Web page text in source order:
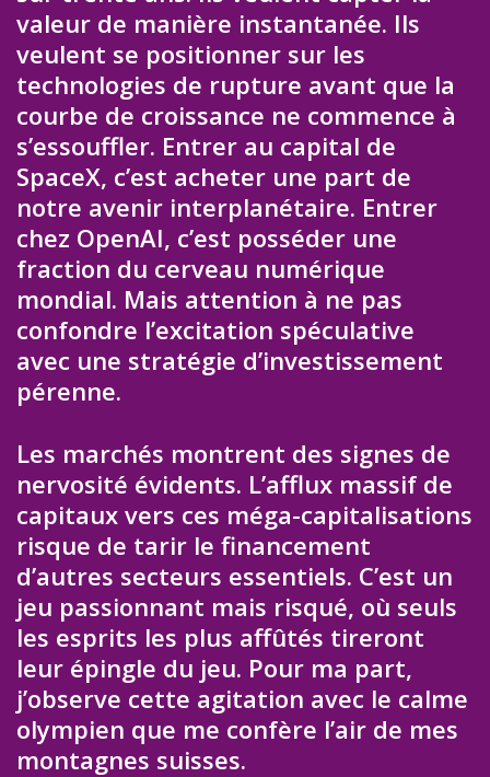
valeur de manière instantanée. Ils
veulent se positionner sur les
technologies de rupture avant que la
courbe de croissance ne commence à
s’essouffler. Entrer au capital de
SpaceX, c’est acheter une part de
notre avenir interplanétaire. Entrer
chez OpenAI, c’est posséder une
fraction du cerveau numérique
mondial. Mais attention à ne pas
confondre l’excitation spéculative
avec une stratégie d’investissement
pérenne.
Les marchés montrent des signes de
nervosité évidents. L’afflux massif de
capitaux vers ces méga-capitalisations
risque de tarir le financement
d’autres secteurs essentiels. C’est un
jeu passionnant mais risqué, où seuls
les esprits les plus affûtés tireront
leur épingle du jeu. Pour ma part,
j’observe cette agitation avec le calme
olympien que me confère l’air de mes
montagnes suisses.